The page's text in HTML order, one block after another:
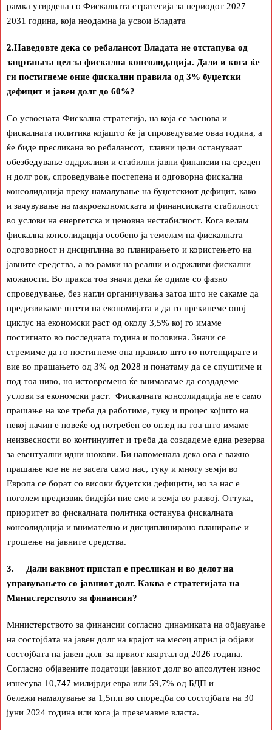
рамка утврдена со Фискалната стратегија за периодот 2027–
2031 година, која неодамна ја усвои Владата
2.Наведовте дека со ребалансот Владата не отстапува од
зацртаната цел за фискална консолидација. Дали и кога ќе
ги постигнеме оние фискални правила од 3% буџетски
дефицит и јавен долг до 60%?
Со усвоената Фискална стратегија, на која се заснова и
фискалната политика којашто ќе ја спроведуваме оваа година, а
ќе биде пресликана во ребалансот, главни цели остануваат
обезбедување оддржливи и стабилни јавни финансии на среден
и долг рок, спроведување постепена и одговорна фискална
консолидација преку намалување на буџетскиот дефицит, како
и зачувување на макроекономската и финансиската стабилност
во услови на енергетска и ценовна нестабилност. Кога велам
фискална консолидација особено ја темелам на фискалната
одговорност и дисциплина во планирањето и користењето на
јавните средства, а во рамки на реални и одржливи фискални
можности. Во пракса тоа значи дека ќе одиме со фазно
спроведување, без нагли органичувања затоа што не сакаме да
предизвикаме штети на економијата и да го прекинеме оној
циклус на економски раст од околу 3,5% кој го имаме
постигнато во последната година и половина. Значи се
стремиме да го постигнеме она правило што го потенцирате и
вие во прашањето од 3% од 2028 и понатаму да се спуштиме и
под тоа ниво, но истовремено ќе внимаваме да создадеме
услови за економски раст. Фискалната консолидација не е само
прашање на кое треба да работиме, туку и процес којшто на
некој начин е повеќе од потребен со оглед на тоа што имаме
неизвесности во континуитет и треба да создадеме една резерва
за евентуални идни шокови. Би напоменала дека ова е важно
прашање кое не не засега само нас, туку и многу земји во
Европа се борат со високи буџетски дефицити, но за нас е
поголем предизвик бидејќи ние сме и земја во развој. Оттука,
приоритет во фискалната политика останува фискалната
консолидација и внимателно и дисциплинирано планирање и
трошење на јавните средства.
3. Дали ваквиот пристап е пресликан и во делот на
управувањето со јавниот долг. Каква е стратегијата на
Министерството за финансии?
Министерството за финансии согласно динамиката на објавуање
на состојбата на јавен долг на крајот на месец април ја објави
состојбата на јавен долг за првиот квартал од 2026 година.
Согласно објавените податоци јавниот долг во апсолутен износ
изнесува 10,747 милијрди евра или 59,7% од БДП и
бележи намалување за 1,5п.п во споредба со состојбата на 30
јуни 2024 година или кога ја преземавме власта.